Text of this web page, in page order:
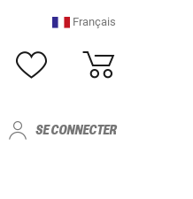
Français
SE CONNECTER